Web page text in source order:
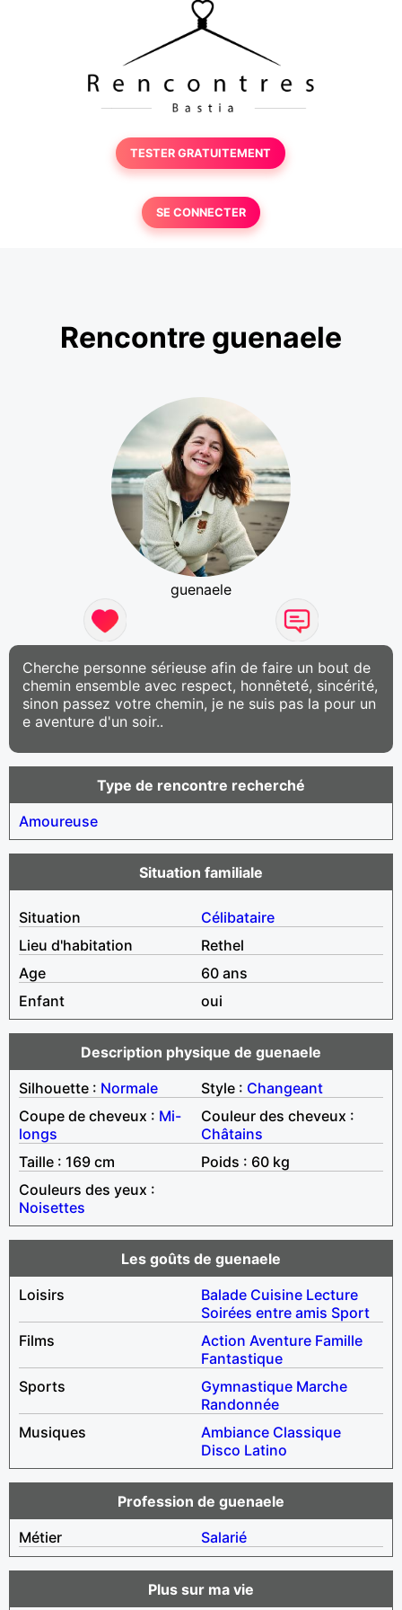
TESTER GRATUITEMENT
SE CONNECTER
Rencontre guenaele
guenaele
Cherche personne sérieuse afin de faire un bout de
chemin ensemble avec respect, honnêteté, sincérité,
sinon passez votre chemin, je ne suis pas la pour un
e aventure d'un soir..
Type de rencontre recherché
Amoureuse
Situation familiale
Situation
Célibataire
Lieu d'habitation
Rethel
Age
60 ans
Enfant
oui
Description physique de guenaele
Silhouette : Normale Style : Changeant
Coupe de cheveux : Mi-
longs
Couleur des cheveux :
Châtains
Taille : 169 cm
Poids : 60 kg
Couleurs des yeux :
Noisettes
Les goûts de guenaele
Loisirs
Balade Cuisine Lecture
Soirées entre amis Sport
Films
Action Aventure Famille
Fantastique
Sports
Gymnastique Marche
Randonnée
Musiques
Ambiance Classique
Disco Latino
Profession de guenaele
Métier
Salarié
Plus sur ma vie